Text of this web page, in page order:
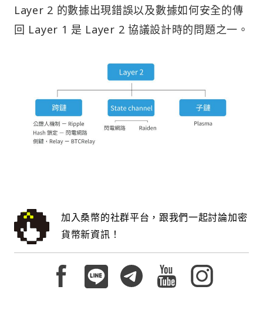
Layer 2 的數據出現錯誤以及數據如何安全的傳
回 Layer 1 是 Layer 2 協議設計時的問題之一。
加入桑幣的社群平台，跟我們一起討論加密
貨幣新資訊！